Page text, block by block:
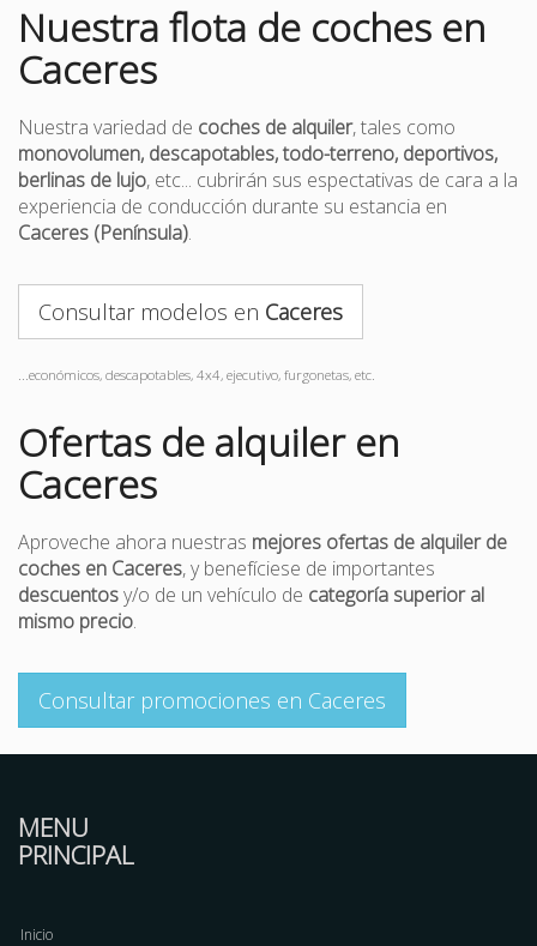
Nuestra flota de coches en
Caceres
Nuestra variedad de coches de alquiler, tales como
monovolumen, descapotables, todo-terreno, deportivos,
berlinas de lujo, etc... cubrirán sus espectativas de cara a la
experiencia de conducción durante su estancia en
Caceres (Península).
Consultar modelos en Caceres
...económicos, descapotables, 4x4, ejecutivo, furgonetas, etc.
Ofertas de alquiler en
Caceres
Aproveche ahora nuestras mejores ofertas de alquiler de
coches en Caceres, y benefíciese de importantes
descuentosy/o de un vehículo de categoría superior al
mismo precio.
Consultar promociones en Caceres
MENU
PRINCIPAL
Inicio